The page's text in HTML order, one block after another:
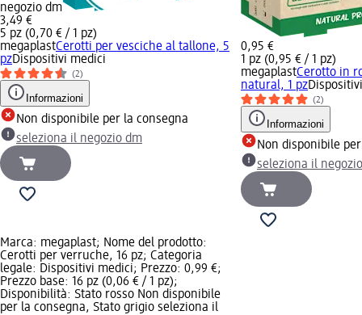
negozio dm
3,49 €
5 pz (0,70 € / 1 pz)
megaplastCerotti per vesciche al tallone, 5
pzDispositivi medici
(2)
Informazioni
Non disponibile per la consegna
seleziona il negozio dm
0,95 €
1 pz (0,95 € / 1 pz)
megaplastCerotto in
natural, 1 pz
(2)
Informazioni
Non disponibile
seleziona il
Marca: megaplast; Nome del prodotto:
Cerotti per verruche, 16 pz; Categoria
legale: Dispositivi medici; Prezzo: 0,99 €;
Prezzo base: 16 pz (0,06 € / 1 pz);
Disponibilità: Stato rosso Non disponibile
per la consegna, Stato grigio seleziona il